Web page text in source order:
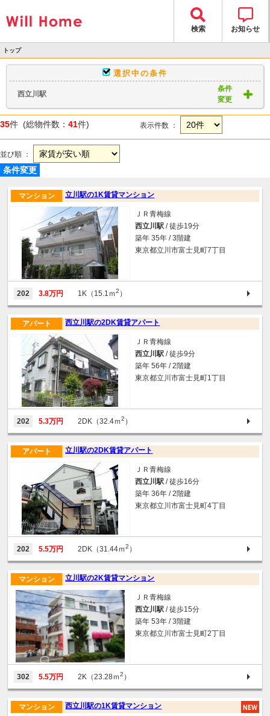
検索 お知らせ
トップ
物件検索
> 物件一覧
選択中の条件
西立川駅
条件
変更
35件 (総物件数： 41件) 表示件数 ：
並び順 ：
条件変更
立川駅の1K賃貸マンション
マンション
ＪＲ青梅線
西立川駅 / 徒歩19分
築年 35年 / 3階建
東京都立川市富士見町7丁目
202 3.8万円 1K（15.1ｍ2 ）
西立川駅の2DK賃貸アパート
アパート
ＪＲ青梅線
西立川駅 / 徒歩9分
築年 56年 / 2階建
東京都立川市富士見町1丁目
202 5.3万円 2DK（32.4ｍ2 ）
立川駅の2DK賃貸アパート
アパート
ＪＲ青梅線
西立川駅 / 徒歩16分
築年 36年 / 2階建
東京都立川市富士見町4丁目
202 5.5万円 2DK（31.44ｍ2 ）
立川駅の2K賃貸マンション
マンション
ＪＲ青梅線
西立川駅 / 徒歩15分
築年 53年 / 3階建
東京都立川市富士見町2丁目
302 5.5万円 2K（23.28ｍ2 ）
西立川駅の1K賃貸マンション
マンション